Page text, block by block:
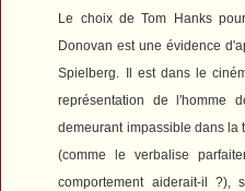
Le choix de Tom Hanks
Donovan est une évidence
Spielberg. Il est dans le
représentation de l'homme
demeurant impassible dans la
(comme le verbalise
comportement aiderait-il ?),